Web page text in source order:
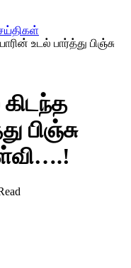
உடல் பார்த்து பிஞ்சு
பிஞ்சு